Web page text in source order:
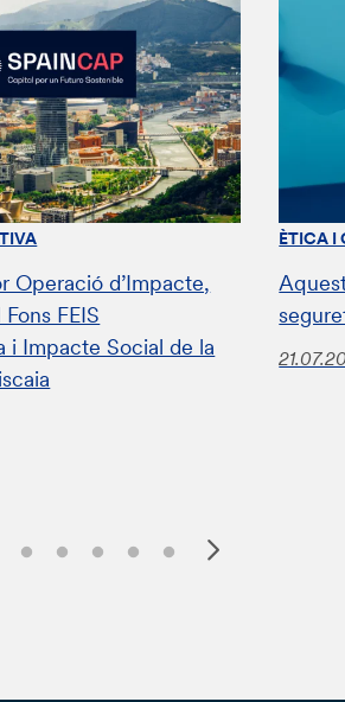
Operació d’Impacte,
FEIS
i Impacte Social de la
ÈTICA I